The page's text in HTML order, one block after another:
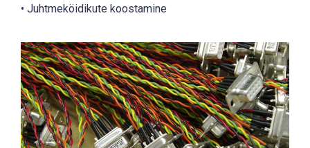
• Juhtmeköidikute koostamine